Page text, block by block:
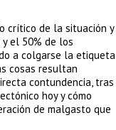
crítico de la situación y
el 50% de los
a colgarse la etiqueta
cosas resultan
contundencia, tras
hoy y cómo
de malgasto que